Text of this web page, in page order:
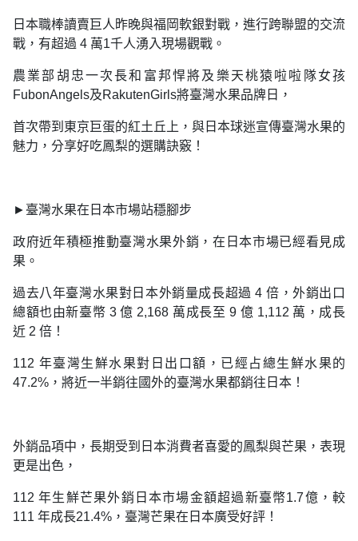
日本職棒讀賣巨人昨晚與福岡軟銀對戰，進行跨聯盟的交流
戰，有超過 4 萬1千人湧入現場觀戰。
農業部胡忠一次長和富邦悍將及樂天桃猿啦啦隊女孩
FubonAngels及RakutenGirls將臺灣水果品牌日，
首次帶到東京巨蛋的紅土丘上，與日本球迷宣傳臺灣水果的
魅力，分享好吃鳳梨的選購訣竅！
►臺灣水果在日本市場站穩腳步
政府近年積極推動臺灣水果外銷，在日本市場已經看見成
果。
過去八年臺灣水果對日本外銷量成長超過 4 倍，外銷出口
總額也由新臺幣 3 億 2,168 萬成長至 9 億 1,112 萬，成長
近 2 倍！
112 年臺灣生鮮水果對日出口額，已經占總生鮮水果的
47.2%，將近一半銷往國外的臺灣水果都銷往日本！
外銷品項中，長期受到日本消費者喜愛的鳳梨與芒果，表現
更是出色，
112 年生鮮芒果外銷日本市場金額超過新臺幣1.7億，較
111 年成長21.4%，臺灣芒果在日本廣受好評！